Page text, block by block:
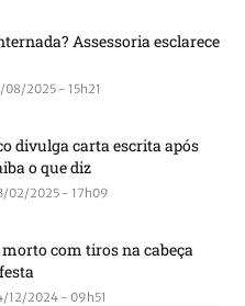
Assessoria esclarece
08/2025 - 15h21
divulga carta escrita após
o que diz
02/2025 - 17h09
morto com tiros na cabeça
12/2024 - 09h51